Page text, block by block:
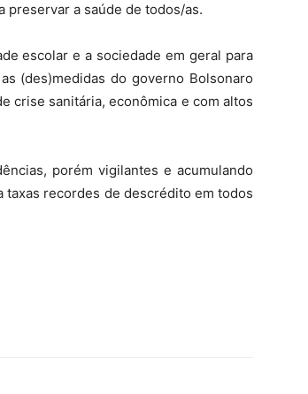
preservar a saúde de todos/as.
escolar e a sociedade em geral para
(des)medidas do governo Bolsonaro
crise sanitária, econômica e com altos
porém vigilantes e acumulando
taxas recordes de descrédito em todos